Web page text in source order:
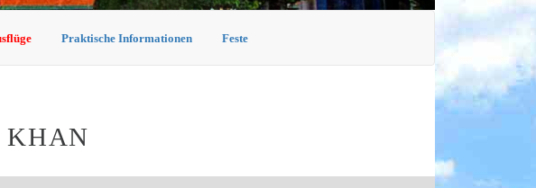
Praktische Informationen Feste
KHAN